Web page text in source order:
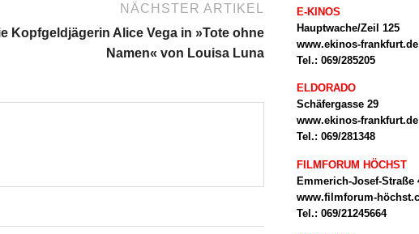
NÄCHSTER ARTIKEL
Kopfgeldjägerin Alice Vega in »Tote ohne
Namen« von Louisa Luna
E-KINOS
Hauptwache/Zeil 125
www.ekinos-frankfurt.de
Tel.: 069/285205
ELDORADO
Schäfergasse 29
www.ekinos-frankfurt.de
Tel.: 069/281348
FILMFORUM HÖCHST
Emmerich-Josef-Straße
www.filmforum-
Tel.: 069/21245664